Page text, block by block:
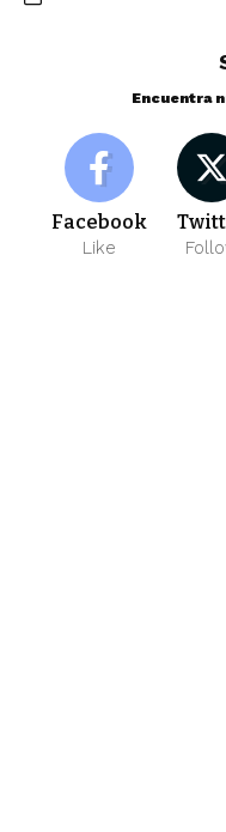
Encuentra
Facebook
Like